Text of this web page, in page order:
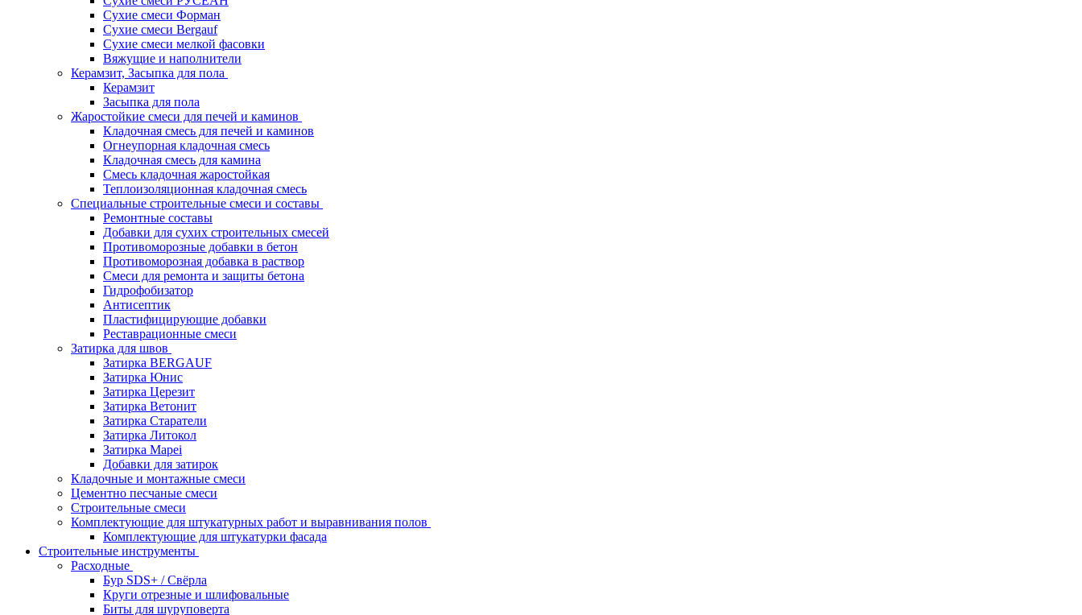
Сухие смеси Форман
Сухие смеси Bergauf
Сухие смеси мелкой фасовки
Вяжущие и наполнители
Керамзит, Засыпка для пола
Керамзит
Засыпка для пола
Жаростойкие смеси для печей и каминов
Кладочная смесь для печей и каминов
Огнеупорная кладочная смесь
Кладочная смесь для камина
Смесь кладочная жаростойкая
Теплоизоляционная кладочная смесь
Специальные строительные смеси и составы
Ремонтные составы
Добавки для сухих строительных смесей
Противоморозные добавки в бетон
Противоморозная добавка в раствор
Смеси для ремонта и защиты бетона
Гидрофобизатор
Антисептик
Пластифицирующие добавки
Реставрационные смеси
Затирка для швов
Затирка BERGAUF
Затирка Юнис
Затирка Церезит
Затирка Ветонит
Затирка Старатели
Затирка Литокол
Затирка Mapei
Добавки для затирок
Кладочные и монтажные смеси
Цементно песчаные смеси
Строительные смеси
Комплектующие для штукатурных работ и выравнивания полов
Комплектующие для штукатурки фасада
Строительные инструменты
Расходные
Бур SDS+ / Свёрла
Круги отрезные и шлифовальные
Биты для шуруповерта